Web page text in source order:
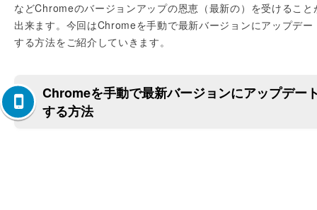
などChromeのバージョンアップの恩恵（最新の）を受けること
出来ます。今回はChromeを手動で最新バージョンにアップデー
する方法をご紹介していきます。
Chromeを手動で最新バージョンにアップデー
する方法